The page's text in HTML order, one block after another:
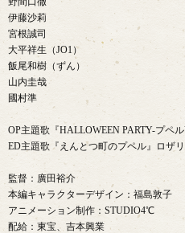
伊藤沙莉
宮根誠司
大平祥生（JO1）
飯尾和樹（ずん）
山内圭哉
國村準
OP主題歌『HALLOWEEN PARTY-プペ
ED主題歌『えんとつ町のプペル』ロザ
監督：廣田裕介
本編キャラクターデザイン：福島敦子
アニメーション制作：STUDIO4℃
配給：東宝、吉本興業